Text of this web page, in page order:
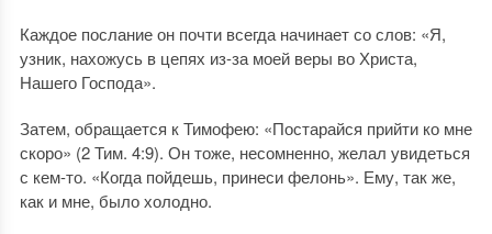
Каждое послание он почти всегда начинает со слов: «Я,
узник, нахожусь в цепях из-за моей веры во Христа,
Нашего Господа».
Затем, обращается к Тимофею: «Постарайся прийти ко мне
скоро» (2 Тим. 4:9). Он тоже, несомненно, желал увидеться
с кем-то. «Когда пойдешь, принеси фелонь». Ему, так же,
как и мне, было холодно.